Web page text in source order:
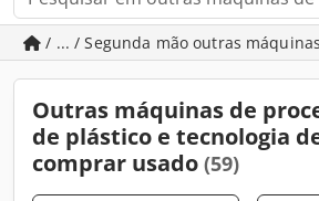
/ ... / Segunda mão outras
Outras máquinas de
de plástico e tecnologia
comprar usado (59)